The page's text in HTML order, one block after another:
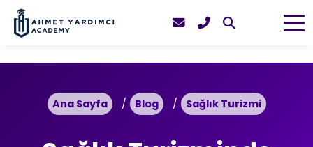
Ana Sayfa Blog Sağlık Turizmi